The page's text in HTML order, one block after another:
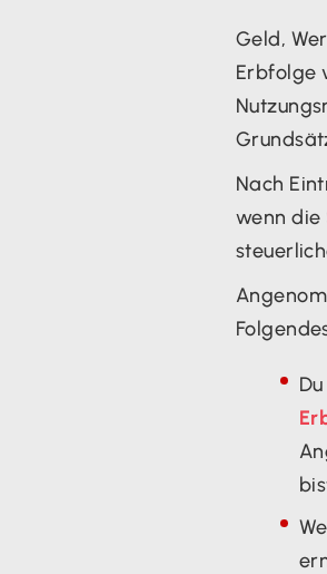
Geld,
Erbfolge
Nach
wenn die